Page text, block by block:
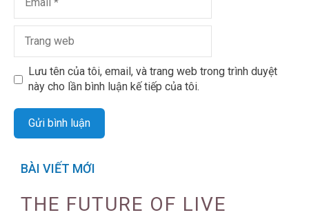
Lưu tên của tôi, email, và trang web trong trình duyệt
này cho lần bình luận kế tiếp của tôi.
BÀI VIẾT MỚI
THE FUTURE OF LIVE